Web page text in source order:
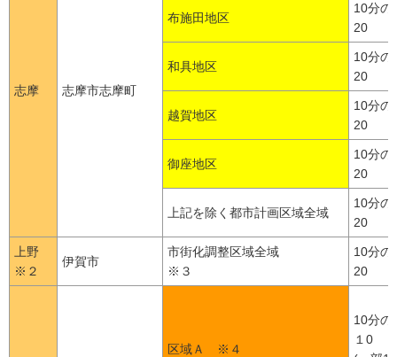
志摩 志摩市志摩町
布施田地区
10分の
20
和具地区
10分の
20
越賀地区
10分の
20
御座地区
10分の
20
上記を除く都市計画区域全域
10分の
20
上野
※２
伊賀市
市街化調整区域全域
※３
10分の
20
区域Ａ ※４
10分の
１0